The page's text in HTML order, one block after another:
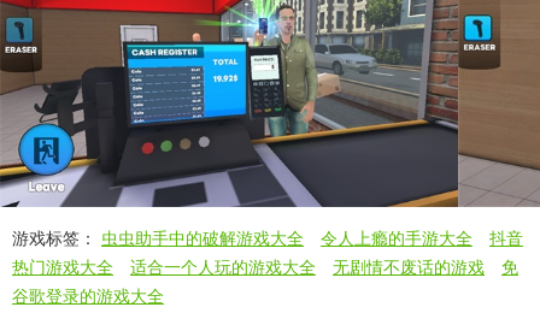
游戏标签： 虫虫助手中的破解游戏大全 令人上瘾的手游大全
抖音
热门游戏大全
适合一个人玩的游戏大全 无剧情不废话的游戏
免
谷歌登录的游戏大全